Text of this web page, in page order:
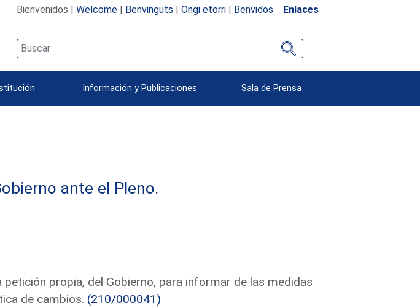
Bienvenidos | Welcome| Benvinguts | Ongi etorri| Benvidos Enlaces
Información y Publicaciones Sala de Prensa
ante el Pleno.
propia, del Gobierno, para informar de las medidas
de cambios. (210/000041)